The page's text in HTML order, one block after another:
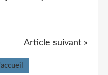
Article suivant »